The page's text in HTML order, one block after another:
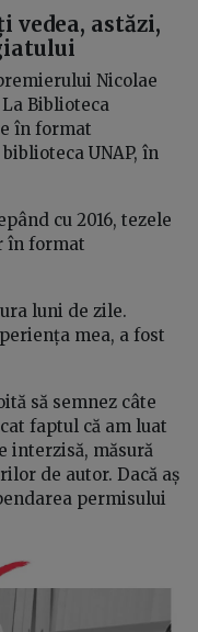
vedea, astăzi,
Nicolae
Biblioteca
în format
UNAP, în
cu 2016, tezele
în format
luni de zile.
mea, a fost
să semnez câte
faptul că am luat
interzisă, măsură
de autor. Dacă aș
permisului